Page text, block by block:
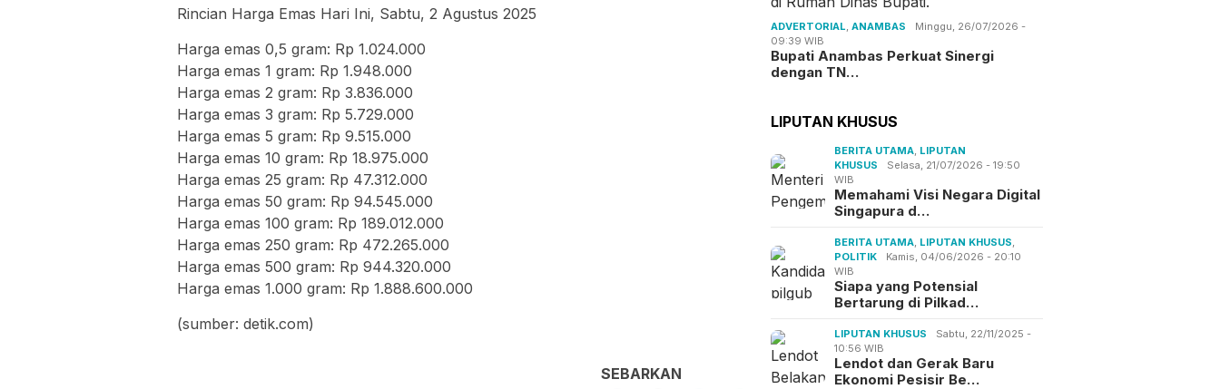
Rincian Harga Emas Hari Ini, Sabtu, 2 Agustus 2025
Harga emas 0,5 gram: Rp 1.024.000
Harga emas 1 gram: Rp 1.948.000
Harga emas 2 gram: Rp 3.836.000
Harga emas 3 gram: Rp 5.729.000
Harga emas 5 gram: Rp 9.515.000
Harga emas 10 gram: Rp 18.975.000
Harga emas 25 gram: Rp 47.312.000
Harga emas 50 gram: Rp 94.545.000
Harga emas 100 gram: Rp 189.012.000
Harga emas 250 gram: Rp 472.265.000
Harga emas 500 gram: Rp 944.320.000
Harga emas 1.000 gram: Rp 1.888.600.000
(sumber: detik.com)
SEBARKAN
ADVERTORIAL,ANAMBAS
Minggu, 26/07/2026 -
09:39 WIB
Bupati Anambas Perkuat Sinergi
dengan TN…
LIPUTAN KHUSUS
BERITA UTAMA, LIPUTAN
KHUSUS
Selasa, 21/07/2026 - 19:50
WIB
Memahami Visi Negara Digital
Singapura d…
BERITA UTAMA, LIPUTAN KHUSUS,
POLITIK
Kamis, 04/06/2026 - 20:10
WIB
Siapa yang Potensial
Bertarung di Pilkad…
LIPUTAN KHUSUS
Sabtu, 22/11/2025 -
10:56 WIB
Lendot dan Gerak Baru
Ekonomi Pesisir Be…